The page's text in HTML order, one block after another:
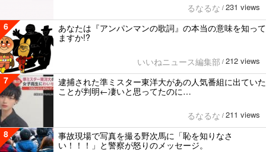
るなるな / 231 views
6
あなたは『アンパンマンの歌詞』の本当の意味を知って
ますか!?
いいねニュース編集部 / 212 views
7
逮捕された準ミスター東洋大があの人気番組に出ていた
ことが判明←凄いと思ってたのに…
るなるな / 211 views
8
事故現場で写真を撮る野次馬に「恥を知りなさ
い！！！」と警察が怒りのメッセージ。